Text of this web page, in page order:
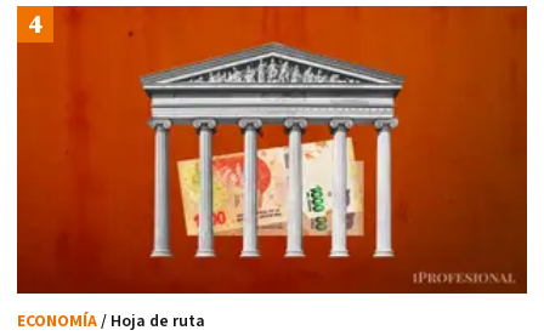
ECONOMÍA/ Hoja de ruta